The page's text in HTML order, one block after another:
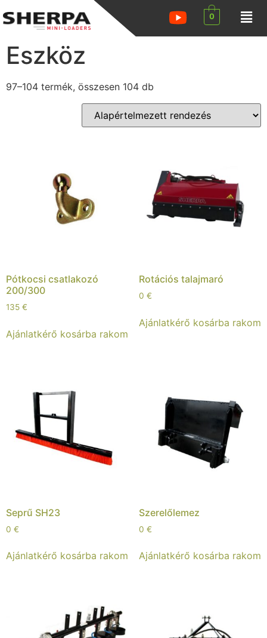
0
Eszköz
97–104 termék, összesen 104 db
Pótkocsi csatlakozó
200/300
135 €
Ajánlatkérő kosárba rakom
Rotációs talajmaró
0 €
Ajánlatkérő kosárba rakom
Seprű SH23
0 €
Ajánlatkérő kosárba rakom
Szerelőlemez
0 €
Ajánlatkérő kosárba rakom